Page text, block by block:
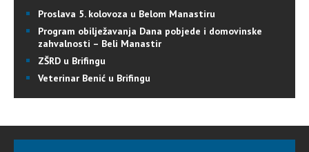
Proslava 5. kolovoza u Belom Manastiru
Program obilježavanja Dana pobjede i domovinske
zahvalnosti – Beli Manastir
ZŠRD u Brifingu
Veterinar Benić u Brifingu